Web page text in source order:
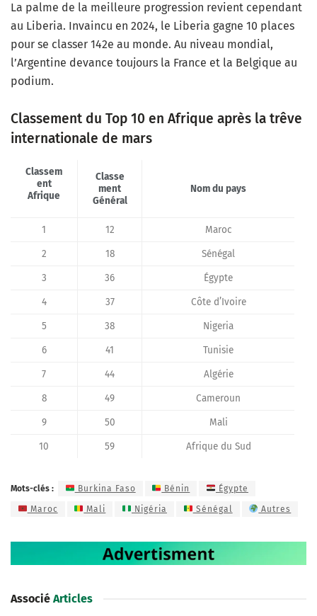
La palme de la meilleure progression revient cependant
au Liberia. Invaincu en 2024, le Liberia gagne 10 places
pour se classer 142e au monde. Au niveau mondial,
l’Argentine devance toujours la France et la Belgique au
podium.
Classement du Top 10 en Afrique après la trêve
internationale de mars
Classem
ent
Afrique
Classe
ment
Général
Nom du pays
1 12
Maroc
2
18
Sénégal
3
36
Égypte
4
37
Côte d’Ivoire
5
38
Nigeria
6
41
Tunisie
7
44
Algérie
8
49
Cameroun
9
50
Mali
10
59 Afrique du Sud
Mots-clés : Burkina Faso Bénin Égypte
Maroc Mali Nigéria Sénégal Autres
Associé Articles